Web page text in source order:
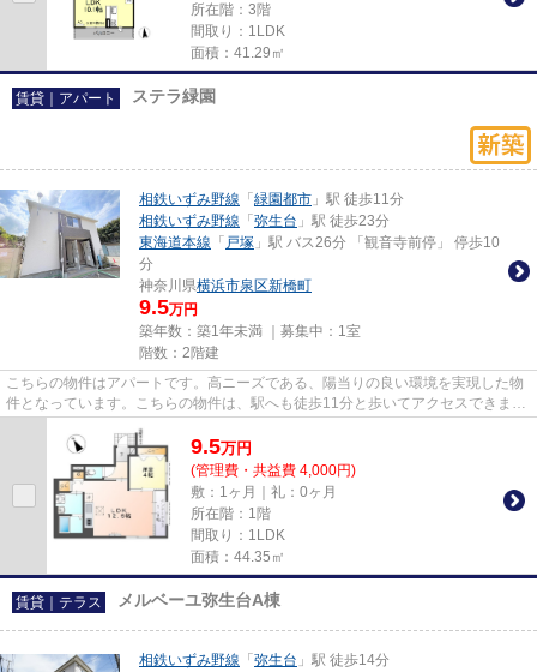
所在階：3階
間取り：1LDK
面積：41.29㎡
賃貸｜アパート ステラ緑園
相鉄いずみ野線 「 緑園都市 」駅 徒歩11分
相鉄いずみ野線 「 弥生台 」駅 徒歩23分
東海道本線 「 戸塚 」駅 バス26分 「観音寺前停」 停歩10
分
神奈川県横浜市泉区新橋町
9.5万円
築年数：築1年未満 ｜募集中： 1室
階数：2階建
こちらの物件はアパートです。高ニーズである、陽当りの良い環境を実現した物
件となっています。こちらの物件は、駅へも徒歩11分と歩いてアクセスできま
9.5万円
(管理費・共益費 4,000円)
敷：1ヶ月｜礼：0ヶ月
所在階：1階
間取り：1LDK
面積：44.35㎡
賃貸｜テラス メルベーユ弥生台A棟
相鉄いずみ野線 「 弥生台 」駅 徒歩14分